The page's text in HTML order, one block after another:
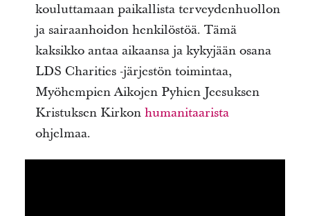
kouluttamaan paikallista terveydenhuollon
ja sairaanhoidon henkilöstöä. Tämä
kaksikko antaa aikaansa ja kykyjään osana
LDS Charities -järjestön toimintaa,
Myöhempien Aikojen Pyhien Jeesuksen
Kristuksen Kirkon humanitaarista
ohjelmaa.